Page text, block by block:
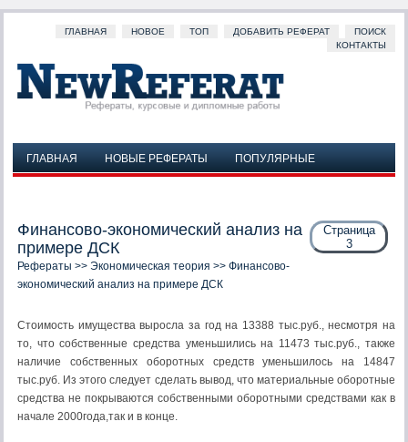
ГЛАВНАЯ НОВОЕ ТОП ДОБАВИТЬ РЕФЕРАТ
ПОИСК
КОНТАКТЫ
ГЛАВНАЯ НОВЫЕ РЕФЕРАТЫ
ПОПУЛЯРНЫЕ
Страница
3
Финансово-экономический анализ на
примере ДСК
Рефераты >> Экономическая теория >> Финансово-
экономический анализ на примере ДСК
Стоимость имущества выросла за год на 13388 тыс.руб., несмотря на
то, что собственные средства уменьшились на 11473 тыс.руб., также
наличие собственных оборотных средств уменьшилось на 14847
тыс.руб. Из этого следует сделать вывод, что материальные оборотные
средства не покрываются собственными оборотными средствами как в
начале 2000года,так и в конце.